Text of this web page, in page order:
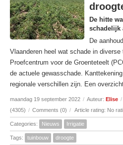
De hitte
schadelijk
De
Vlaanderen heel wat schade in
Proefcentrum voor de Groenteteelt
de actuele gewasschade.
regionale verschillen zijn. Een
maandag 19 september 2022 / Auteur: Elise /
(4305) / Comments (0) / Article rating: No
Categories: Nieuws Irrigatie
Tags: tuinbouw droogte